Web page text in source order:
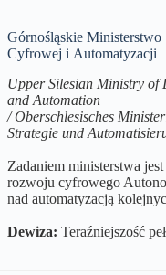
Górnośląskie Ministerstwo
Cyfrowej i Automatyzacji
Upper Silesian Ministry of
and Automation
/ Oberschlesisches
Strategie und
Zadaniem ministerstwa
rozwoju cyfrowego
nad automatyzacją
Dewiza: Teraźniejszość